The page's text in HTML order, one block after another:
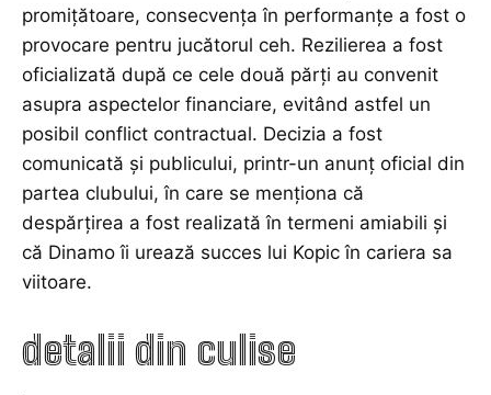
promițătoare, consecvența în performanțe a fost o
provocare pentru jucătorul ceh. Rezilierea a fost
oficializată după ce cele două părți au convenit
asupra aspectelor financiare, evitând astfel un
posibil conflict contractual. Decizia a fost
comunicată și publicului, printr-un anunț oficial din
partea clubului, în care se menționa că
despărțirea a fost realizată în termeni amiabili și
că Dinamo îi urează succes lui Kopic în cariera sa
viitoare.
detalii din culise